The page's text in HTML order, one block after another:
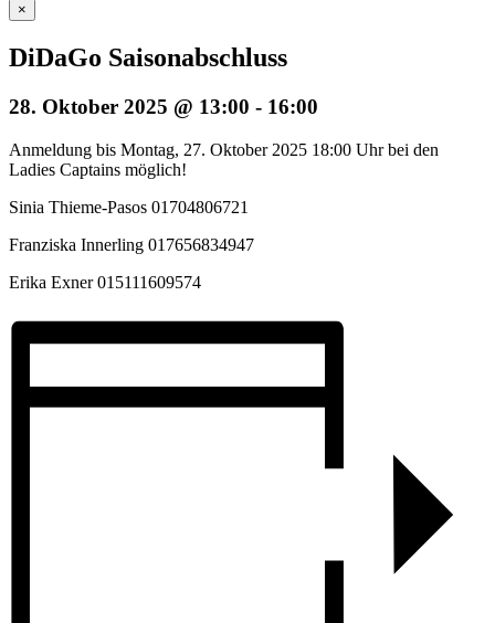
×
DiDaGo Saisonabschluss
28. Oktober 2025 @ 13:00 - 16:00
Anmeldung bis Montag, 27. Oktober 2025 18:00 Uhr bei den
Ladies Captains möglich!
Sinia Thieme-Pasos 01704806721
Franziska Innerling 017656834947
Erika Exner 015111609574